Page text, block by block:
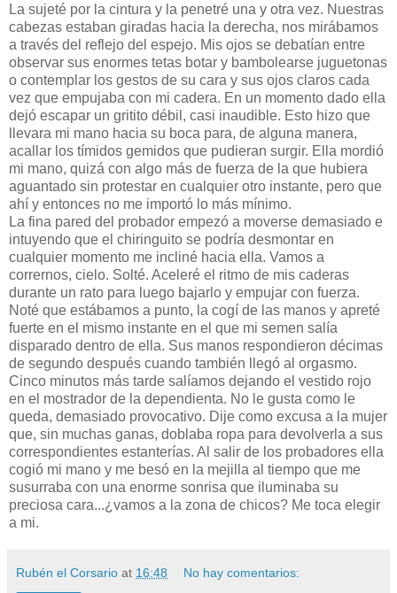
La sujeté por la cintura y la penetré una y otra vez. Nuestras
cabezas estaban giradas hacia la derecha, nos mirábamos
a través del reflejo del espejo. Mis ojos se debatían entre
observar sus enormes tetas botar y bambolearse juguetonas
o contemplar los gestos de su cara y sus ojos claros cada
vez que empujaba con mi cadera. En un momento dado ella
dejó escapar un gritito débil, casi inaudible. Esto hizo que
llevara mi mano hacia su boca para, de alguna manera,
acallar los tímidos gemidos que pudieran surgir. Ella mordió
mi mano, quizá con algo más de fuerza de la que hubiera
aguantado sin protestar en cualquier otro instante, pero que
ahí y entonces no me importó lo más mínimo.
La fina pared del probador empezó a moverse demasiado e
intuyendo que el chiringuito se podría desmontar en
cualquier momento me incliné hacia ella. Vamos a
corrernos, cielo. Solté. Aceleré el ritmo de mis caderas
durante un rato para luego bajarlo y empujar con fuerza.
Noté que estábamos a punto, la cogí de las manos y apreté
fuerte en el mismo instante en el que mi semen salía
disparado dentro de ella. Sus manos respondieron décimas
de segundo después cuando también llegó al orgasmo.
Cinco minutos más tarde salíamos dejando el vestido rojo
en el mostrador de la dependienta. No le gusta como le
queda, demasiado provocativo. Dije como excusa a la mujer
que, sin muchas ganas, doblaba ropa para devolverla a sus
correspondientes estanterías. Al salir de los probadores ella
cogió mi mano y me besó en la mejilla al tiempo que me
susurraba con una enorme sonrisa que iluminaba su
preciosa cara...¿vamos a la zona de chicos? Me toca elegir
a mi.
Rubén el Corsario at 16:48 No hay comentarios: